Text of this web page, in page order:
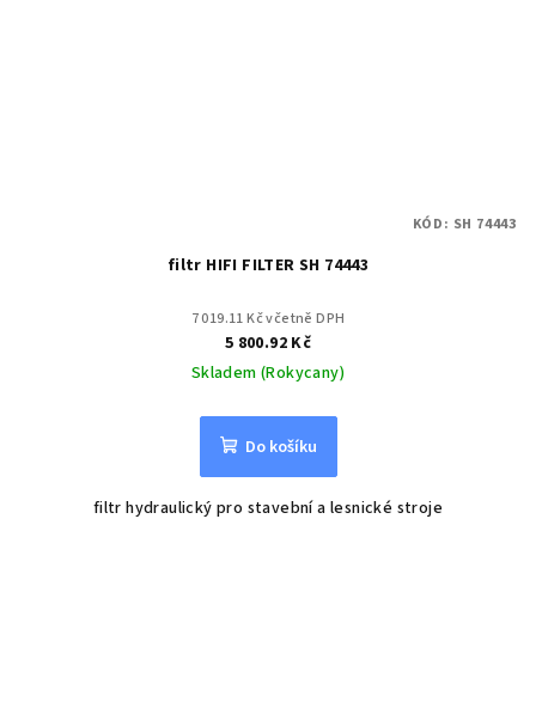
filtr HIFI FILTER SH 74443
7 019.11 Kč včetně DPH
5 800.92 Kč
Skladem (Rokycany)
Do košíku
filtr hydraulický pro stavební a lesnické stroje
KÓD: SH 74443